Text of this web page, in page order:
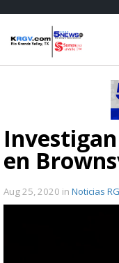
en
Aug 25, 2020 in Noticias